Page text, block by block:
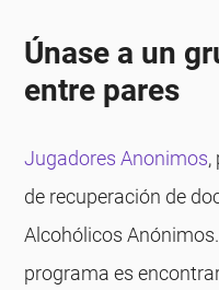
Únase a un
entre pares
Jugadores Anonimos,
de recuperación de
Alcohólicos
programa es